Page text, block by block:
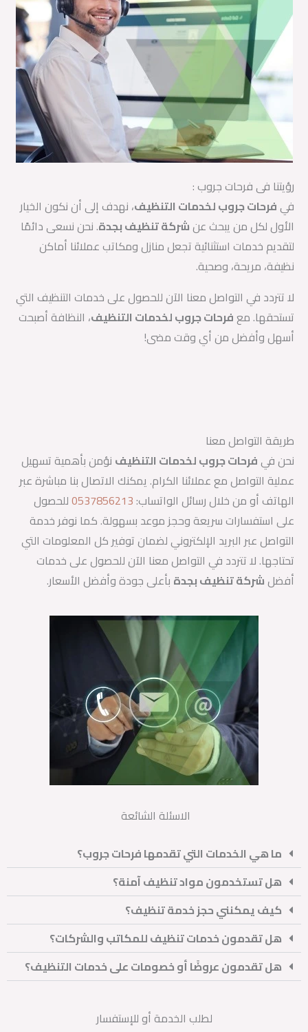
رؤيتنا فى فرحات جروب :
فيفرحات جروب لخدمات التنظيف، نهدف إلى أن نكون الخيار
الأول لكل من يبحث عن شركة تنظيف بجدة. نحن نسعى دائمًا
لتقديم خدمات استثنائية تجعل منازل ومكاتب عملائنا أماكن
نظيفة، مريحة، وصحية.
لا تتردد في التواصل معنا الآن للحصول على خدمات التنظيف التي
تستحقها. معفرحات جروب لخدمات التنظيف، النظافة أصبحت
أسهل وأفضل من أي وقت مضى!
طريقة التواصل معنا
نحن فيفرحات جروب لخدمات التنظيف نؤمن بأهمية تسهيل
عملية التواصل مع عملائنا الكرام. يمكنك الاتصال بنا مباشرة عبر
الهاتف أو من خلال رسائل الواتساب:0537856213للحصول
على استفسارات سريعة وحجز موعد بسهولة. كما نوفر خدمة
التواصل عبر البريد الإلكتروني لضمان توفير كل المعلومات التي
تحتاجها. لا تتردد في التواصل معنا الآن للحصول على خدمات
أفضل شركة تنظيف بجدة بأعلى جودة وأفضل الأسعار.
الاسئلة الشائعة
ما هي الخدمات التي تقدمها فرحات جروب؟
هل تستخدمون مواد تنظيف آمنة؟
كيف يمكنني حجز خدمة تنظيف؟
هل تقدمون خدمات تنظيف للمكاتب والشركات؟
هل تقدمون عروضًا أو خصومات على خدمات التنظيف؟
لطلب الخدمة أو للإستفسار